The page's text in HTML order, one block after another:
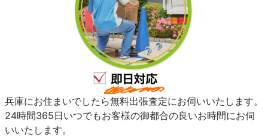
兵庫にお住まいでしたら無料出張査定にお伺いいたします。
24時間365日いつでもお客様の御都合の良いお時間にお伺
いいたします。